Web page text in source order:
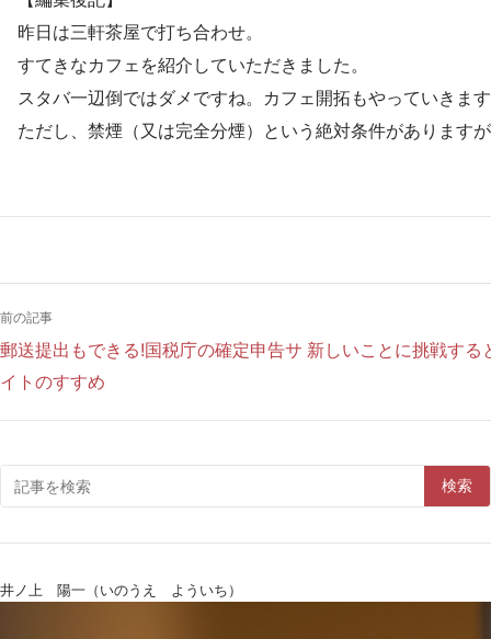
昨日は三軒茶屋で打ち合わせ。
すてきなカフェを紹介していただきました。
スタバ一辺倒ではダメですね。カフェ開拓もやっていきま
ただし、禁煙（又は完全分煙）という絶対条件があります
前の記事
郵送提出もできる!国税庁の確定申告サ
イトのすすめ
新しいことに挑戦する
検索
井ノ上 陽一（いのうえ よういち）